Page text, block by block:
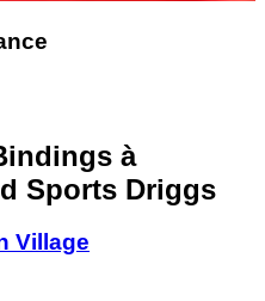
à
Sports Driggs
Village